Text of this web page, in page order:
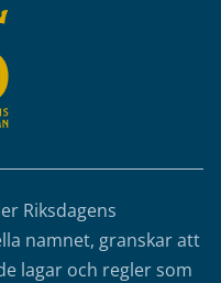
Riksdagens
namnet, granskar att
lagar och regler som